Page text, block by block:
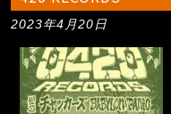
2023年4月20日